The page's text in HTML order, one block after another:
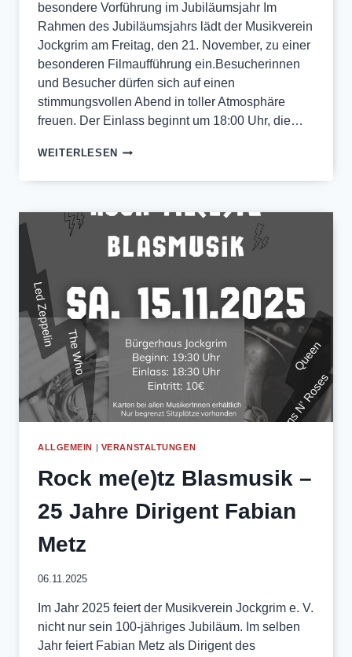
besondere Vorführung im Jubiläumsjahr Im
Rahmen des Jubiläumsjahrs lädt der Musikverein
Jockgrim am Freitag, den 21. November, zu einer
besonderen Filmaufführung ein.Besucherinnen
und Besucher dürfen sich auf einen
stimmungsvollen Abend in toller Atmosphäre
freuen. Der Einlass beginnt um 18:00 Uhr, die…
WEITERLESEN FILMAUFFÜHRUNG
WIE
ZWÄÄ“
ALLGEMEIN | VERANSTALTUNGEN
Rock me(e)tz Blasmusik –
25 Jahre Dirigent Fabian
Metz
06.11.2025
Im Jahr 2025 feiert der Musikverein Jockgrim e. V.
nicht nur sein 100-jähriges Jubiläum. Im selben
Jahr feiert Fabian Metz als Dirigent des